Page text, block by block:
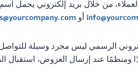
من خلال بريد إلكتروني يحمل
أو
الرسمي ليس مجرد وسيلة
ومنظمًا عند إرسال العروض، استقبال